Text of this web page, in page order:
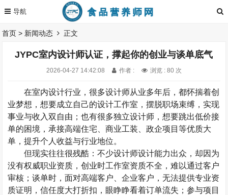
首页 > 新闻动态 正文
JYPC室内设计师认证，撑起你的创业与谈单底气
2026-04-27 14:42:08 作者 : 浏览 : 80 次
在室内设计行业，很多设计师从业多年后，都怀揣着创
业梦想，想要成立自己的设计工作室，摆脱职场束缚，实现
事业与收入双自由；也有很多独立设计师，想要跳出低价接
单的困境，承接高端住宅、商业工装、政企项目等优质大
单，提升个人收益与行业地位。
但现实往往很残酷：不少设计师设计能力出众，却因为
没有权威职业资质，创业时工作室资质不全，难以通过客户
审核；谈单时，面对高端客户、企业客户，无法提供专业资
质证明，信任度大打折扣，眼睁睁看着订单流失；参与项目